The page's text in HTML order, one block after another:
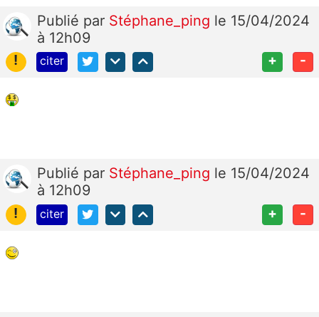
Publié par Stéphane_ping le 15/04/2024
à 12h09
!
citer + -
Publié par Stéphane_ping le 15/04/2024
à 12h09
!
citer + -